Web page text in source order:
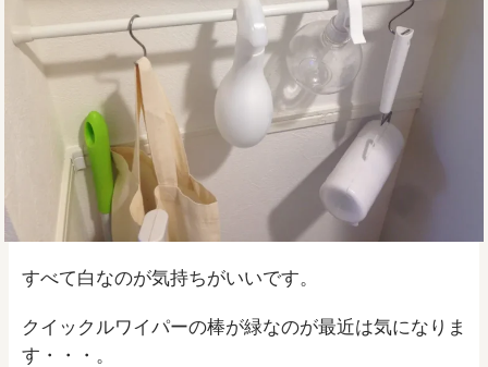
すべて白なのが気持ちがいいです。
クイックルワイパーの棒が緑なのが最近は気になりま
す・・・。